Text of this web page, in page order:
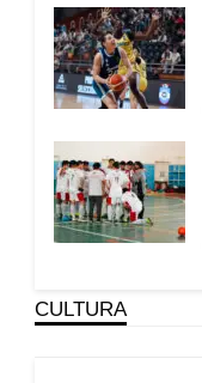
CULTURA